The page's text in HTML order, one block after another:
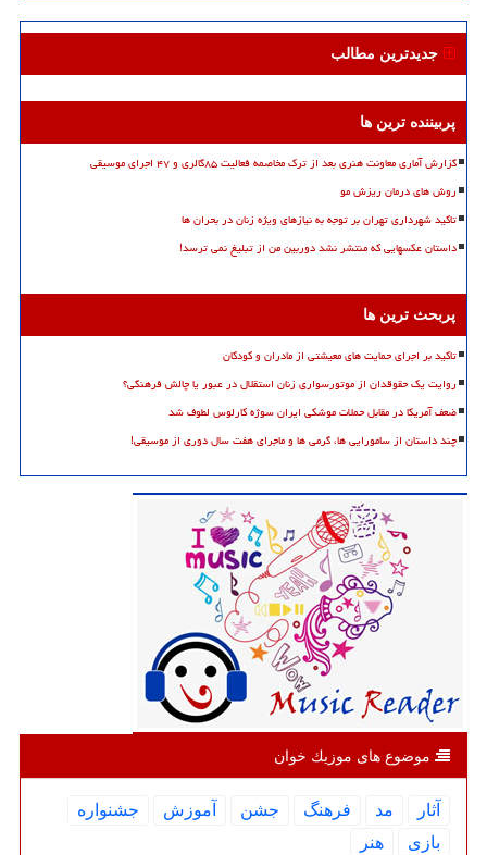
جدیدترین مطالب
پربیننده ترین ها
گزارش آماری معاونت هنری بعد از ترک مخاصمه فعالیت ۸۵گالری و ۴۷ اجرای موسیقی
روش های درمان ریزش مو
تاکید شهرداری تهران بر توجه به نیازهای ویژه زنان در بحران ها
داستان عکسهایی که منتشر نشد دوربین من از تبلیغ نمی ترسد!
پربحث ترین ها
تاکید بر اجرای حمایت های معیشتی از مادران و کودکان
روایت یک حقوقدان از موتورسواری زنان استقلال در عبور یا چالش فرهنگی؟
ضعف آمریکا در مقابل حملات موشکی ایران سوژه کارلوس لطوف شد
چند داستان از سامورایی ها، گرمی ها و ماجرای هفت سال دوری از موسیقی!
موضوع های موزیك خوان
آثار مد فرهنگ جشن آموزش
جشنواره
بازی
هنر